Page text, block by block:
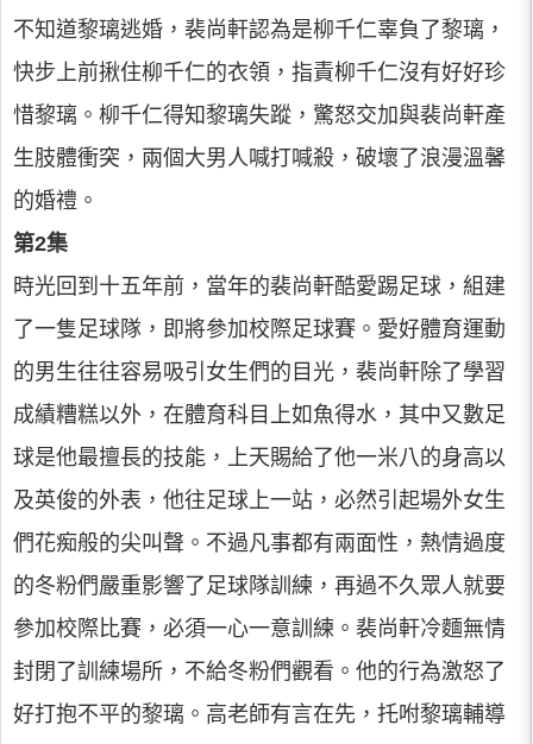
不知道黎璃逃婚，裴尚軒認為是柳千仁辜負了黎璃，
快步上前揪住柳千仁的衣領，指責柳千仁沒有好好珍
惜黎璃。柳千仁得知黎璃失蹤，驚怒交加與裴尚軒產
生肢體衝突，兩個大男人喊打喊殺，破壞了浪漫溫馨
的婚禮。
第2集
時光回到十五年前，當年的裴尚軒酷愛踢足球，組建
了一隻足球隊，即將參加校際足球賽。愛好體育運動
的男生往往容易吸引女生們的目光，裴尚軒除了學習
成績糟糕以外，在體育科目上如魚得水，其中又數足
球是他最擅長的技能，上天賜給了他一米八的身高以
及英俊的外表，他往足球上一站，必然引起場外女生
們花痴般的尖叫聲。不過凡事都有兩面性，熱情過度
的冬粉們嚴重影響了足球隊訓練，再過不久眾人就要
參加校際比賽，必須一心一意訓練。裴尚軒冷麵無情
封閉了訓練場所，不給冬粉們觀看。他的行為激怒了
好打抱不平的黎璃。高老師有言在先，托咐黎璃輔導